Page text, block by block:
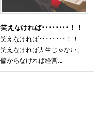
笑えなければ････････！！
笑えなければ････････！！｜
笑えなければ人生じゃない。
儲からなければ経営…